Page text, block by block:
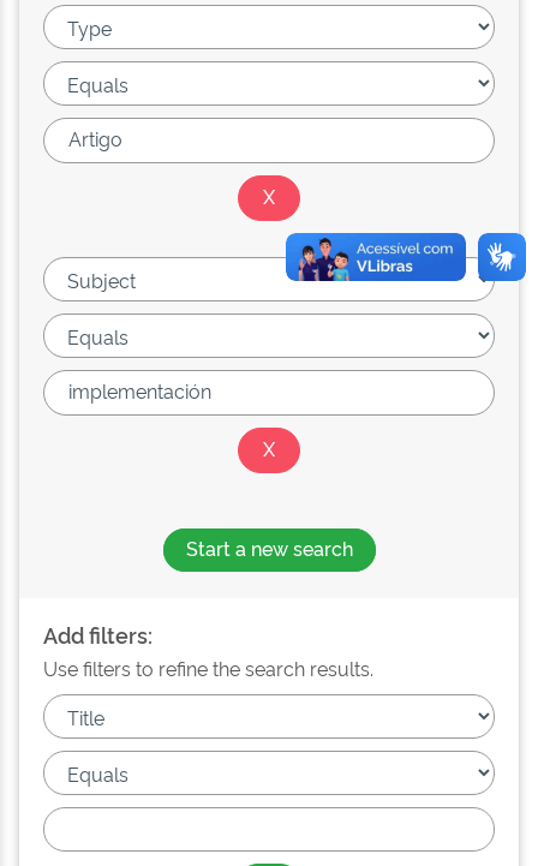
Start a new search
Add filters:
Use filters to refine the search results.